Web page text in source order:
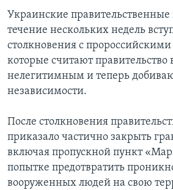
Украинские правительственные
течение нескольких недель
столкновения с
которые считают правительство
нелегитимным и теперь
независимости.
После столкновения
приказало частично закрыть
включая пропускной пункт
попытке предотвратить
вооруженных людей на свою